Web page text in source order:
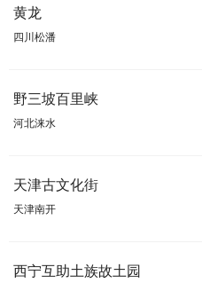
黄龙
四川松潘
野三坡百里峡
河北涞水
天津古文化街
天津南开
西宁互助土族故土园